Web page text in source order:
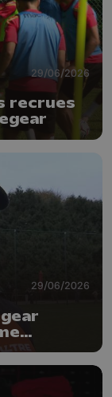
29/06/2026
recrues
29/06/2026